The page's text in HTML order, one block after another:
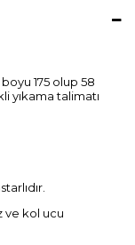
175 olup 58
yıkama talimatı
ve kol ucu